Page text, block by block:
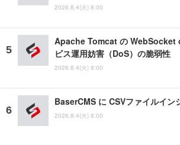
2026.8.4(火) 8:00
Apache Tomcat の WebSocket
ビス運用妨害（DoS）の脆弱性
2026.8.4(火) 8:00
BaserCMS に CSVファイルイン
2026.8.4(火) 8:00